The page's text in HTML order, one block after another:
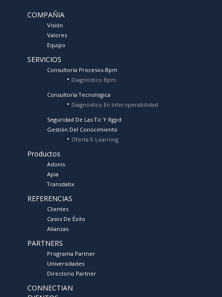
COMPAÑIA
Visión
Valores
Equipo
SERVICIOS
Consultoría Procesos-Bpm
Diagnóstico Bpm
Consultoría Tecnológica
Diagnóstico En Interoperabilidad
Seguridad De Las Tic Y Rgpd
Gestión Del Conocimiento
Oferta E-Learning
Productos
Adonis
Apia
Transdatix
REFERENCIAS
Clientes
Casos De Éxito
Alianzas
PARTNERS
Programa Partner
Universidades
Directorio Partner
CONNECTIAN